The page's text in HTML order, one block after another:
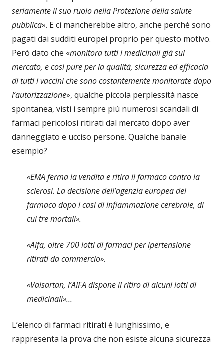
seriamente il suo ruolo nella Protezione della salute
pubblica». E ci mancherebbe altro, anche perché sono
pagati dai sudditi europei proprio per questo motivo.
Però dato che «monitora tutti i medicinali già sul
mercato, e così pure per la qualità, sicurezza ed efficacia
di tutti i vaccini che sono costantemente monitorate dopo
l’autorizzazione», qualche piccola perplessità nasce
spontanea, visti i sempre più numerosi scandali di
farmaci pericolosi ritirati dal mercato dopo aver
danneggiato e ucciso persone. Qualche banale
esempio?
«EMA ferma la vendita e ritira il farmaco contro la
sclerosi. La decisione dell’agenzia europea del
farmaco dopo i casi di infiammazione cerebrale, di
cui tre mortali».
«Aifa, oltre 700 lotti di farmaci per ipertensione
ritirati da commercio».
«Valsartan, l’AIFA dispone il ritiro di alcuni lotti di
medicinali»…
L’elenco di farmaci ritirati è lunghissimo, e
rappresenta la prova che non esiste alcuna sicurezza